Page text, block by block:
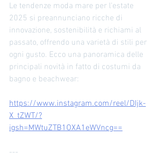
formazione moda professionale offre:
Corsi pratici e teorici Esperienze sul
campo Consulenze
Le tendenze moda mare per l'estate
2025 si preannunciano ricche di
innovazione, sostenibilità e richiami al
passato, offrendo una varietà di stili per
ogni gusto. Ecco una panoramica delle
principali novità in fatto di costumi da
bagno e beachwear:
https://www.instagram.com/reel/DIjk-
X_tZWT/?
igsh=MWtuZTB1OXA1eWVncg==
---